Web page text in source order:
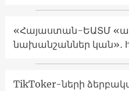
«Հայաստան-ԵԱՏՄ
նախանշաններ կան»․
TikToker-ների